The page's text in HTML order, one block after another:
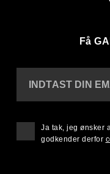
Få
INDTAST DIN
Ja tak, jeg ønsker
godkender derfor